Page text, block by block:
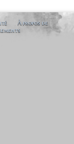
À propos de